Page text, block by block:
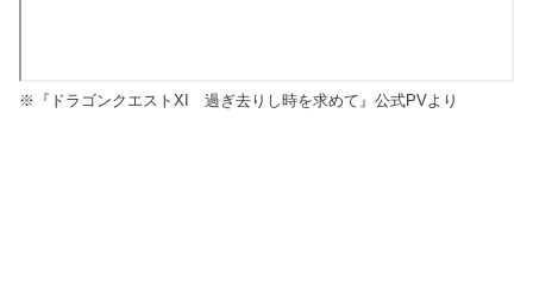
※『ドラゴンクエストXI 過ぎ去りし時を求めて』公式PVより